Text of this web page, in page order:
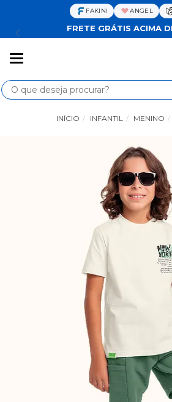
FAKINI ANGEL
FRETE GRÁTIS ACIMA
Busca
INÍCIO INFANTIL MENINO